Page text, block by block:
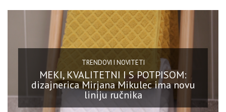
TRENDOVI I NOVITETI
MEKI, KVALITETNI I S POTPISOM:
dizajnerica Mirjana Mikulec ima novu
liniju ručnika